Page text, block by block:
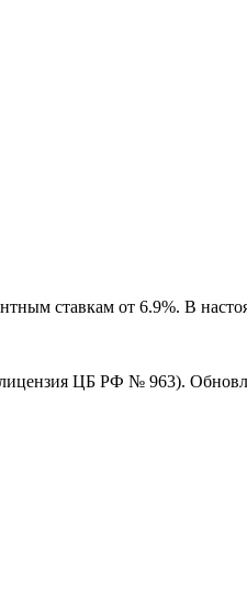
ставкам от 6.9%. В
(лицензия ЦБ РФ № 963).